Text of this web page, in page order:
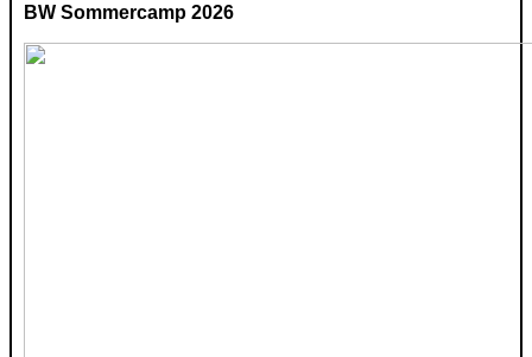
BW Sommercamp 2026